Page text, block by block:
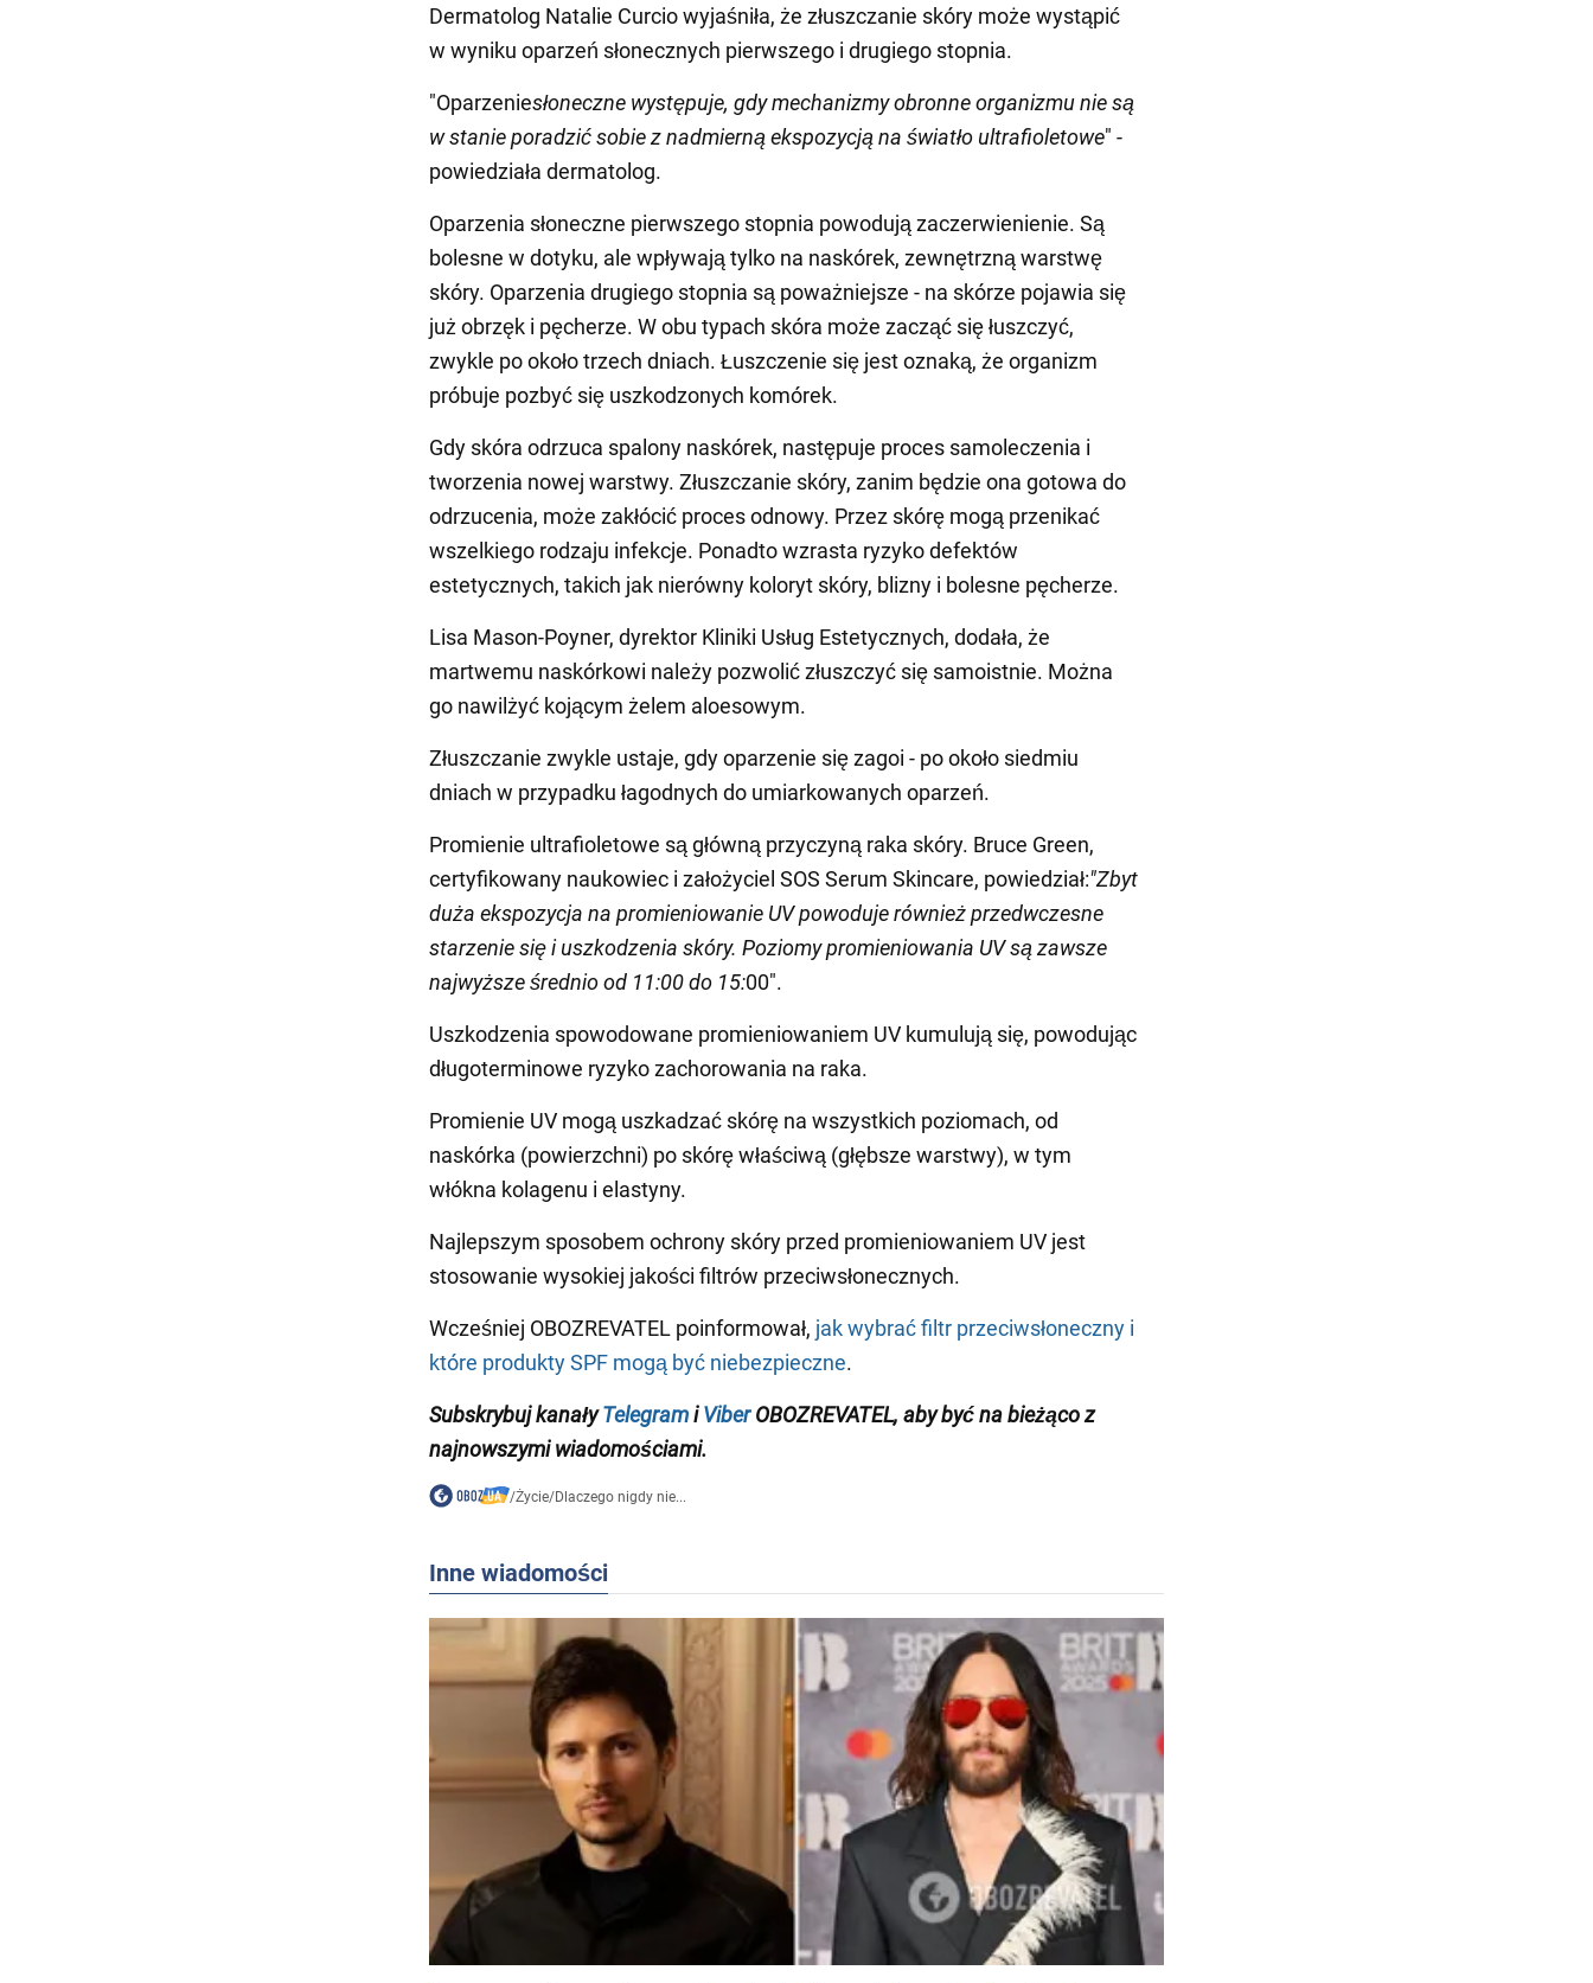
Dermatolog Natalie Curcio wyjaśniła, że złuszczanie skóry może wystąpić
w wyniku oparzeń słonecznych pierwszego i drugiego stopnia.
"Oparzeniesłoneczne występuje, gdy mechanizmy obronne organizmu nie są
w stanie poradzić sobie z nadmierną ekspozycją na światło ultrafioletowe" -
powiedziała dermatolog.
Oparzenia słoneczne pierwszego stopnia powodują zaczerwienienie. Są
bolesne w dotyku, ale wpływają tylko na naskórek, zewnętrzną warstwę
skóry. Oparzenia drugiego stopnia są poważniejsze - na skórze pojawia się
już obrzęk i pęcherze. W obu typach skóra może zacząć się łuszczyć,
zwykle po około trzech dniach. Łuszczenie się jest oznaką, że organizm
próbuje pozbyć się uszkodzonych komórek.
Gdy skóra odrzuca spalony naskórek, następuje proces samoleczenia i
tworzenia nowej warstwy. Złuszczanie skóry, zanim będzie ona gotowa do
odrzucenia, może zakłócić proces odnowy. Przez skórę mogą przenikać
wszelkiego rodzaju infekcje. Ponadto wzrasta ryzyko defektów
estetycznych, takich jak nierówny koloryt skóry, blizny i bolesne pęcherze.
Lisa Mason-Poyner, dyrektor Kliniki Usług Estetycznych, dodała, że
martwemu naskórkowi należy pozwolić złuszczyć się samoistnie. Można
go nawilżyć kojącym żelem aloesowym.
Złuszczanie zwykle ustaje, gdy oparzenie się zagoi - po około siedmiu
dniach w przypadku łagodnych do umiarkowanych oparzeń.
Promienie ultrafioletowe są główną przyczyną raka skóry. Bruce Green,
certyfikowany naukowiec i założyciel SOS Serum Skincare, powiedział:"Zbyt
duża ekspozycja na promieniowanie UV powoduje również przedwczesne
starzenie się i uszkodzenia skóry. Poziomy promieniowania UV są zawsze
najwyższe średnio od 11:00 do 15:00".
Uszkodzenia spowodowane promieniowaniem UV kumulują się, powodując
długoterminowe ryzyko zachorowania na raka.
Promienie UV mogą uszkadzać skórę na wszystkich poziomach, od
naskórka (powierzchni) po skórę właściwą (głębsze warstwy), w tym
włókna kolagenu i elastyny.
Najlepszym sposobem ochrony skóry przed promieniowaniem UV jest
stosowanie wysokiej jakości filtrów przeciwsłonecznych.
Wcześniej OBOZREVATEL poinformował, jak wybrać filtr przeciwsłoneczny i
które produkty SPF mogą być niebezpieczne.
Subskrybuj kanałyTelegramiViberOBOZREVATEL, aby być na bieżąco z
najnowszymi wiadomościami.
/Życie/Dlaczego nigdy nie...
Inne wiadomości